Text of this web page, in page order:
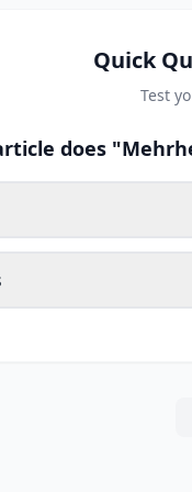
Quick
Test
does